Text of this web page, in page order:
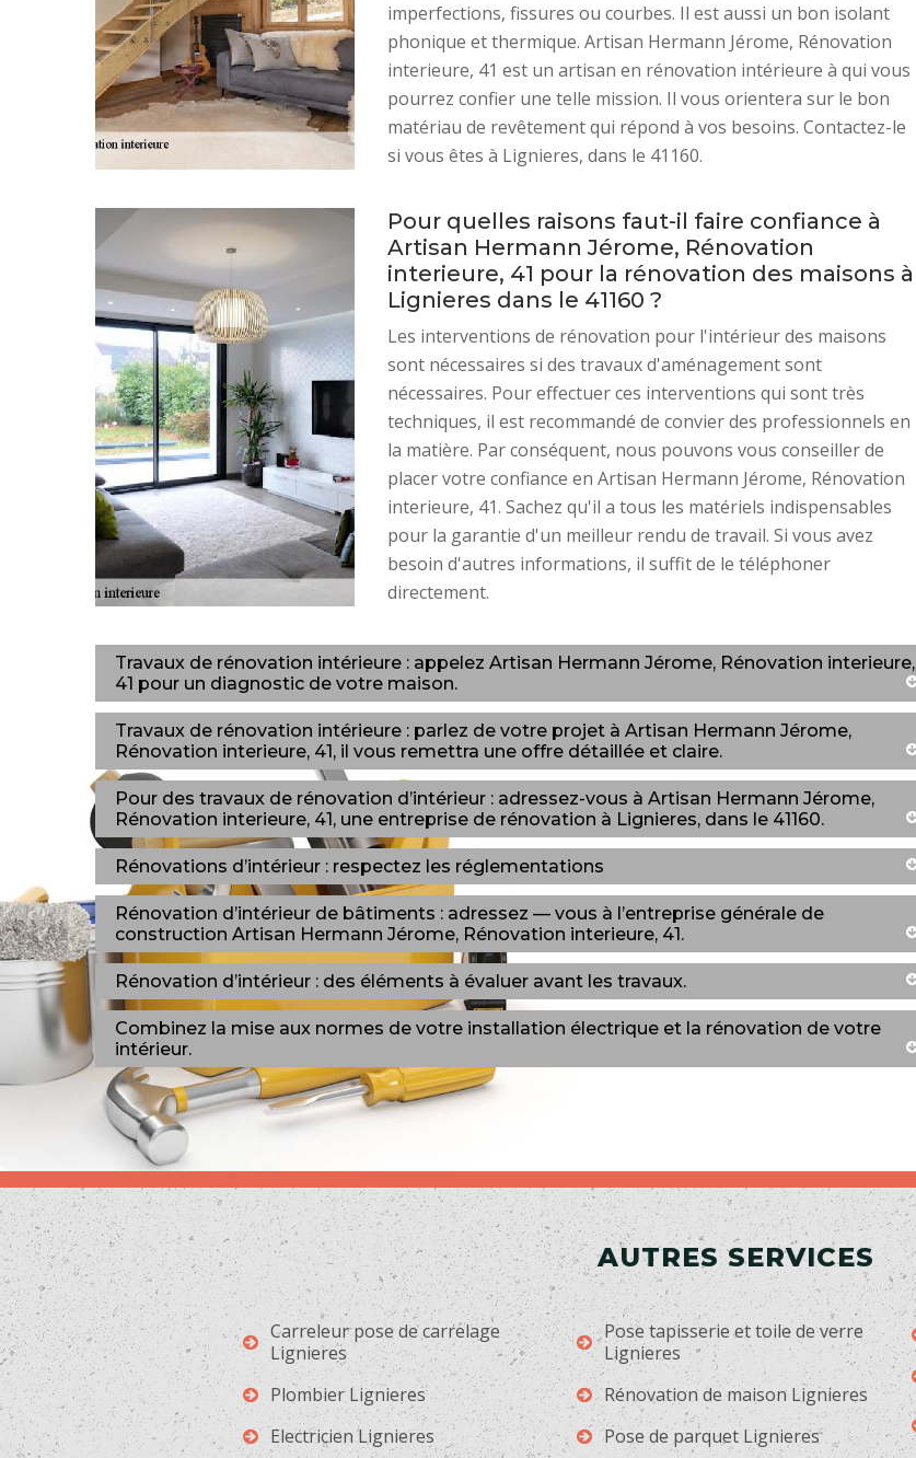
imperfections, fissures ou courbes. Il est aussi un bon isolant
phonique et thermique. Artisan Hermann Jérome, Rénovation
interieure, 41 est un artisan en rénovation intérieure à qui vous
pourrez confier une telle mission. Il vous orientera sur le bon
matériau de revêtement qui répond à vos besoins. Contactez-le
si vous êtes à Lignieres, dans le 41160.
Pour quelles raisons faut-il faire confiance à
Artisan Hermann Jérome, Rénovation
interieure, 41 pour la rénovation des maisons à
Lignieres dans le 41160 ?
Les interventions de rénovation pour l'intérieur des maisons
sont nécessaires si des travaux d'aménagement sont
nécessaires. Pour effectuer ces interventions qui sont très
techniques, il est recommandé de convier des professionnels en
la matière. Par conséquent, nous pouvons vous conseiller de
placer votre confiance en Artisan Hermann Jérome, Rénovation
interieure, 41. Sachez qu'il a tous les matériels indispensables
pour la garantie d'un meilleur rendu de travail. Si vous avez
besoin d'autres informations, il suffit de le téléphoner
directement.
Travaux de rénovation intérieure : appelez Artisan Hermann Jérome, Rénovation interieure,
41 pour un diagnostic de votre maison.
Travaux de rénovation intérieure : parlez de votre projet à Artisan Hermann Jérome,
Rénovation interieure, 41, il vous remettra une offre détaillée et claire.
Pour des travaux de rénovation d’intérieur : adressez-vous à Artisan Hermann Jérome,
Rénovation interieure, 41, une entreprise de rénovation à Lignieres, dans le 41160.
Rénovations d’intérieur : respectez les réglementations
Rénovation d’intérieur de bâtiments : adressez — vous à l’entreprise générale de
construction Artisan Hermann Jérome, Rénovation interieure, 41.
Rénovation d’intérieur : des éléments à évaluer avant les travaux.
Combinez la mise aux normes de votre installation électrique et la rénovation de votre
intérieur.
AUTRES SERVICES
Carreleur pose de carrelage
Lignieres
Plombier Lignieres
Electricien Lignieres
Pose tapisserie et toile de verre
Lignieres
Rénovation de maison Lignieres
Pose de parquet Lignieres